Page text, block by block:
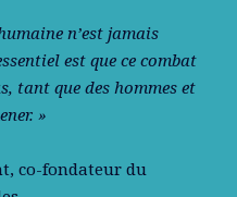
n’est jamais
est que ce combat
tant que des hommes et
»
co-fondateur du